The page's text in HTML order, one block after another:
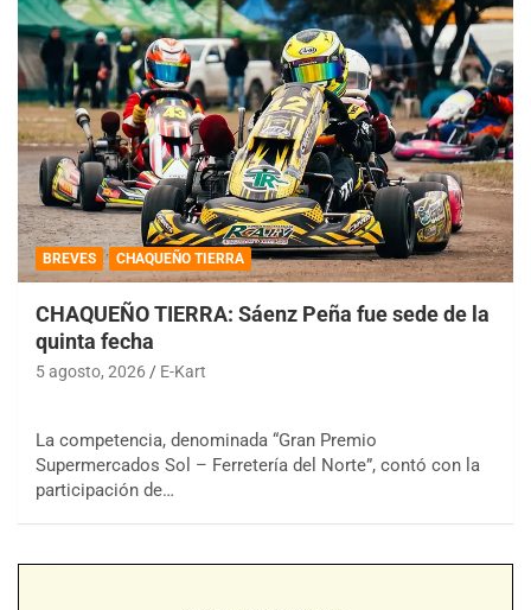
BREVES CHAQUEÑO TIERRA
CHAQUEÑO TIERRA: Sáenz Peña fue sede de la
quinta fecha
5 agosto, 2026 E-Kart
La competencia, denominada “Gran Premio
Supermercados Sol – Ferretería del Norte”, contó con la
participación de…